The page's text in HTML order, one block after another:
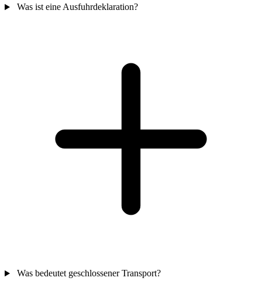
Was ist eine Ausfuhrdeklaration?
Was bedeutet geschlossener Transport?